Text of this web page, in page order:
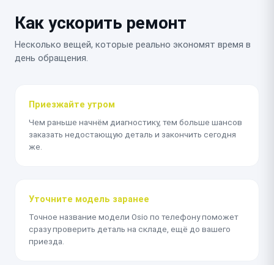
Как ускорить ремонт
Несколько вещей, которые реально экономят время в
день обращения.
Приезжайте утром
Чем раньше начнём диагностику, тем больше шансов
заказать недостающую деталь и закончить сегодня
же.
Уточните модель заранее
Точное название модели Osio по телефону поможет
сразу проверить деталь на складе, ещё до вашего
приезда.